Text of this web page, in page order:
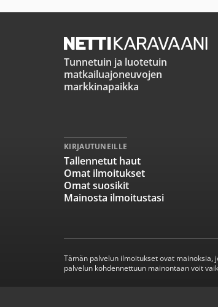
Tunnetuin ja luotetuin
matkailuajoneuvojen
markkinapaikka
KIRJAUTUNEILLE
Tallennetut haut
Omat ilmoitukset
Omat suosikit
Mainosta ilmoitustasi
Tämän palvelun ilmoitukset ovat
palvelun kohdennettuun mainontaan voit